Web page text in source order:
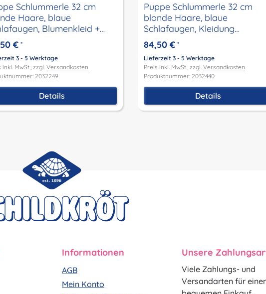
Schlummerle 32 cm
Haare, blaue
Blumenkleid +
€ *
3 - 5 Werktage
inkl. MwSt., zzgl.Versandkosten
2032249
Details
Puppe Schlummerle 32 cm
blonde Haare, blaue
Schlafaugen, Kleidung
Marienkäfer
84,50 €*
Lieferzeit 3 - 5 Werktage
Preis inkl. MwSt., zzgl. Versandkosten
Produktnummer: 2032440
Details
Informationen
AGB
Mein Konto
Unsere
Viele Zahlungs- und
Versandarten für